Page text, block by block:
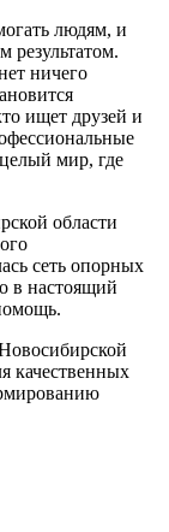
людям, и
результатом.
ничего
ищет друзей и
мир, где
области
сеть опорных
в настоящий
качественных